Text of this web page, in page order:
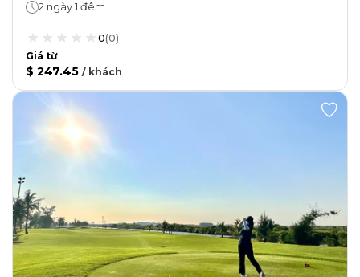
2 ngày 1 đêm
0(0)
Giá từ
$ 247.45 / khách